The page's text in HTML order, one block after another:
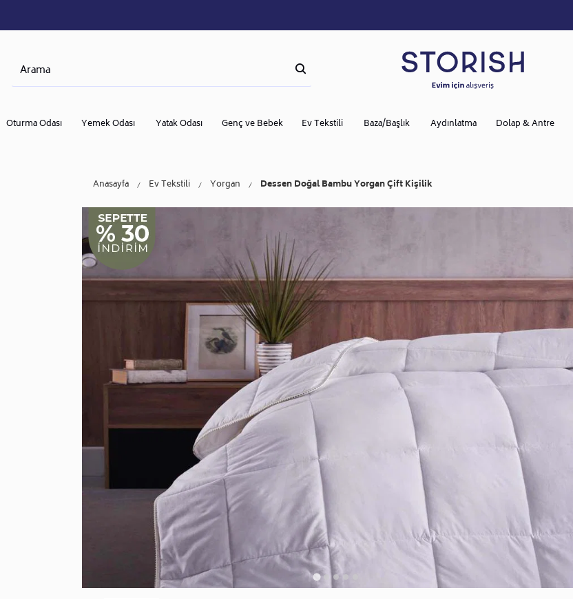
Oturma Odası Yemek Odası Yatak Odası Genç ve Bebek Ev Tekstili Baza/Başlık Aydınlatma Dolap & Antre
Anasayfa Ev Tekstili Yorgan Dessen Doğal Bambu Yorgan Çift Kişilik